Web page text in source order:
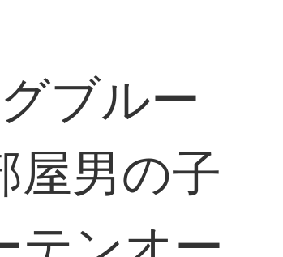
ブルー
屋男の子
テンオー